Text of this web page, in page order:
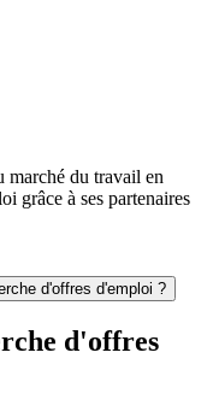
marché du travail en
grâce à ses partenaires
d'offres d'emploi ?
d'offres